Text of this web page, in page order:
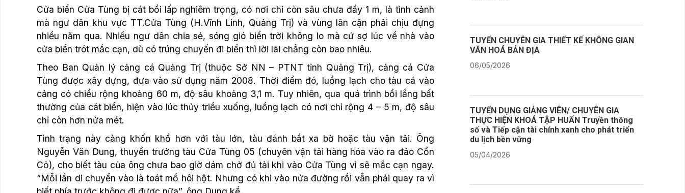
Cửa biển Cửa Tùng bị cát bồi lấp nghiêm trọng, có nơi chỉ còn sâu chưa đầy 1 m, là tình cảnh
mà ngư dân khu vực TT.Cửa Tùng (H.Vĩnh Linh, Quảng Trị) và vùng lân cận phải chịu đựng
nhiều năm qua. Nhiều ngư dân chia sẻ, sóng gió biển trời không lo mà cứ sợ lúc về nhà vào
cửa biển trót mắc cạn, dù có trúng chuyến đi biển thì lời lãi chẳng còn bao nhiêu.
Theo Ban Quản lý cảng cá Quảng Trị (thuộc Sở NN – PTNT tỉnh Quảng Trị), cảng cá Cửa
Tùng được xây dựng, đưa vào sử dụng năm 2008. Thời điểm đó, luồng lạch cho tàu cá vào
cảng có chiều rộng khoảng 60 m, độ sâu khoảng 3,1 m. Tuy nhiên, qua quá trình bồi lắng bất
thường của cát biển, hiện vào lúc thủy triều xuống, luồng lạch có nơi chỉ rộng 4 – 5 m, độ sâu
chỉ còn hơn nửa mét.
Tình trạng này càng khốn khổ hơn với tàu lớn, tàu đánh bắt xa bờ hoặc tàu vận tải. Ông
Nguyễn Văn Dung, thuyền trưởng tàu Cửa Tùng 05 (chuyên vận tải hàng hóa vào ra đảo Cồn
Cỏ), cho biết tàu của ông chưa bao giờ dám chở đủ tải khi vào Cửa Tùng vì sẽ mắc cạn ngay.
“Mỗi lần di chuyển vào là toát mồ hôi hột. Nhưng có khi vào nửa đường rồi vẫn phải quay ra vì
TUYỂN CHUYÊN GIA THIẾT KẾ KHÔNG GIAN
VĂN HOÁ BẢN ĐỊA
06/05/2026
TUYỂN DỤNG GIẢNG VIÊN/ CHUYÊN GIA
THỰC HIỆN KHOÁ TẬP HUẤN Truyền thông
số và Tiếp cận tài chính xanh cho phát triển
du lịch bền vững
05/04/2026